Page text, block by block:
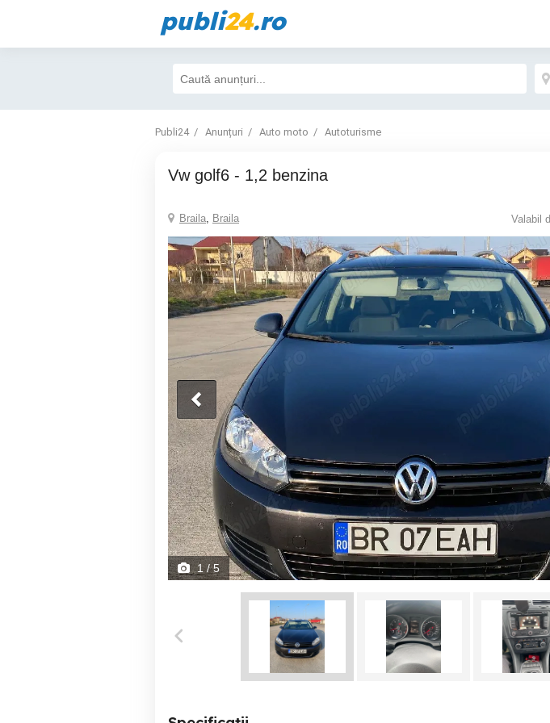
publi24.ro
Publi24 Anunțuri Auto moto Autoturisme
vw golf6 - 1,2 benzina
Braila, Braila Valabil
1/ 5